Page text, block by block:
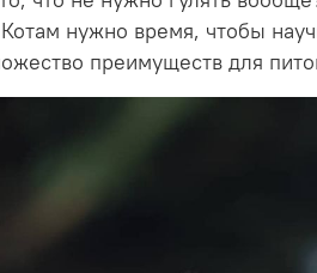
нужно время, чтобы
преимуществ для